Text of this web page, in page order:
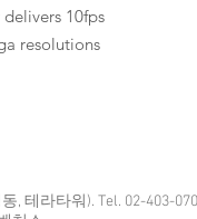
delivers 10fps
resolutions
, 테라타워). Tel. 02-403-